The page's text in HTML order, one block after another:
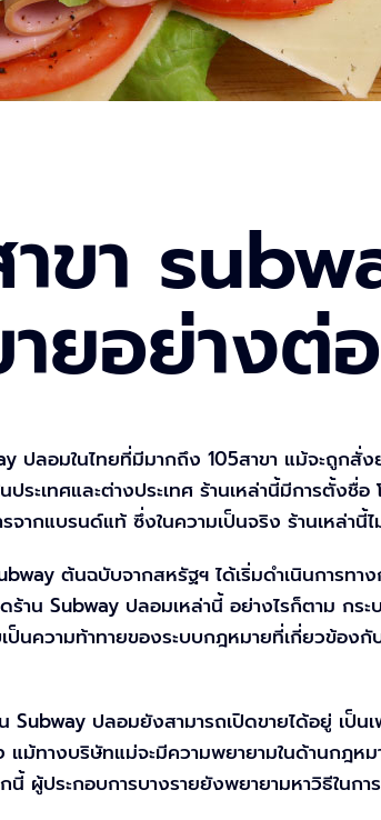
ขา
ยอย่างต่
ปลอมในไทยที่มีมากถึง 105สาขา แม้จะถูก
ประเทศและต่างประเทศ ร้านเหล่านี้มีการตั้ง
จากแบรนด์แท้ ซึ่งในความเป็นจริง ร้านเหล่า
ต้นฉบับจากสหรัฐฯ ได้เริ่มดำเนินการท
ร้าน Subway ปลอมเหล่านี้ อย่างไรก็ตาม กร
ป็นความท้าทายของระบบกฎหมายที่เกี่ยวข้อง
Subway ปลอมยังสามารถเปิดขายได้อยู่ เป็
แม้ทางบริษัทแม่จะมีความพยายามในด้านกฎห
นี้ ผู้ประกอบการบางรายยังพยายามหาวิธีใน